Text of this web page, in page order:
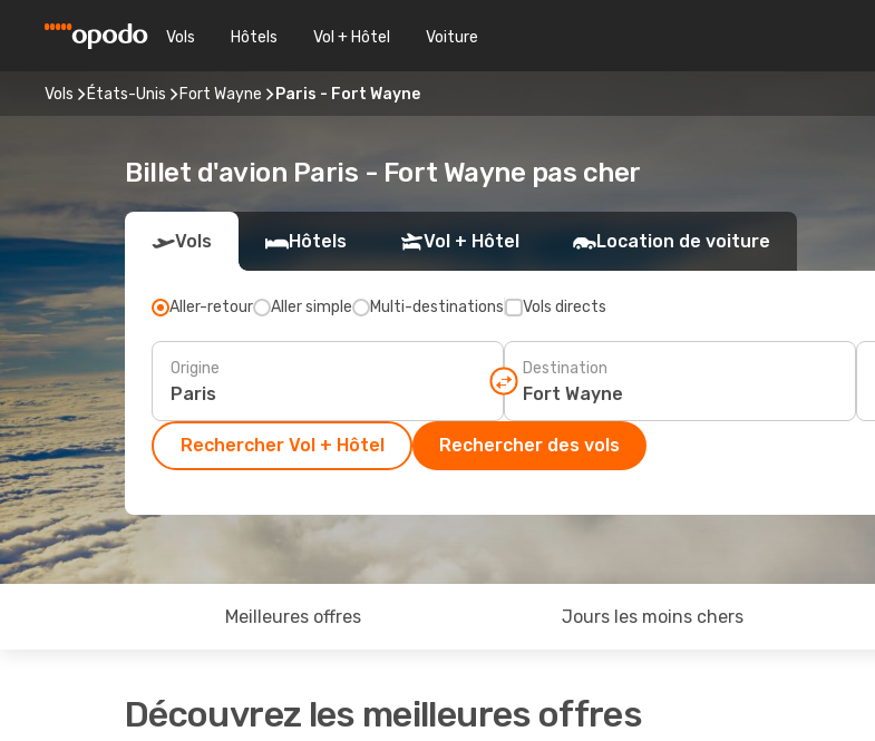
Vols Hôtels Vol + Hôtel Voiture
Vols États-Unis Fort Wayne Paris - Fort Wayne
Billet d'avion Paris - Fort Wayne pas cher
Vols Hôtels Vol + Hôtel Location de voiture
Aller-retour Aller simple Multi-destinations Vols directs
Origine Destination
Rechercher Vol + Hôtel Rechercher des vols
Meilleures offres Jours les moins chers
Découvrez les meilleures offres